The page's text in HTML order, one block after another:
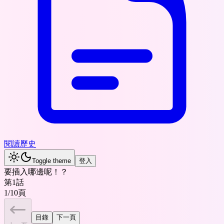
閱讀歷史
Toggle theme 登入
要插入哪邊呢！？
第1話
1/10頁
目錄 下一頁